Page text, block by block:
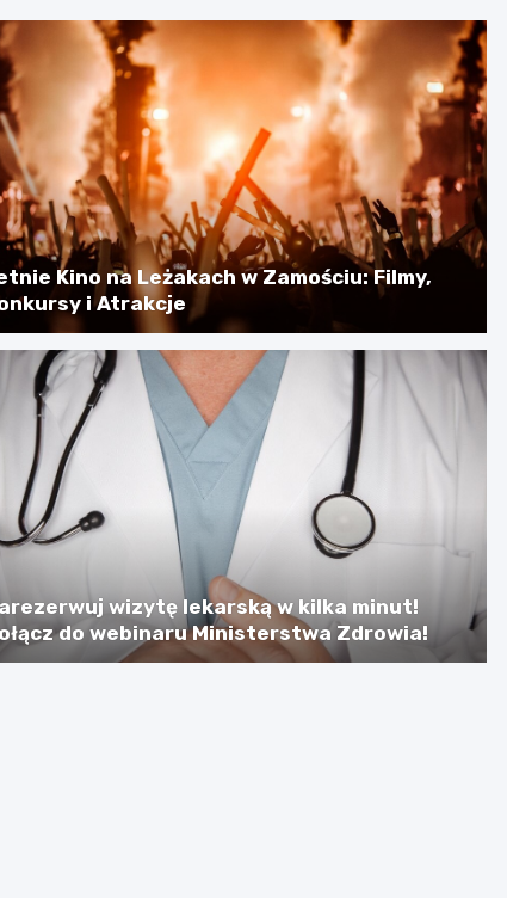
Kino na Leżakach w Zamościu: Filmy,
i Atrakcje
wizytę lekarską w kilka minut!
do webinaru Ministerstwa Zdrowia!